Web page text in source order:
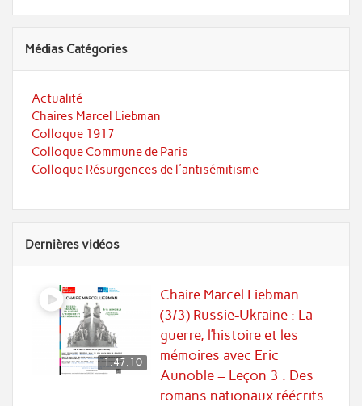
Médias Catégories
Actualité
Chaires Marcel Liebman
Colloque 1917
Colloque Commune de Paris
Colloque Résurgences de l'antisémitisme
Dernières vidéos
1:47:10
Chaire Marcel Liebman
(3/3) Russie-Ukraine : La
guerre, l’histoire et les
mémoires avec Eric
Aunoble – Leçon 3 : Des
romans nationaux réécrits